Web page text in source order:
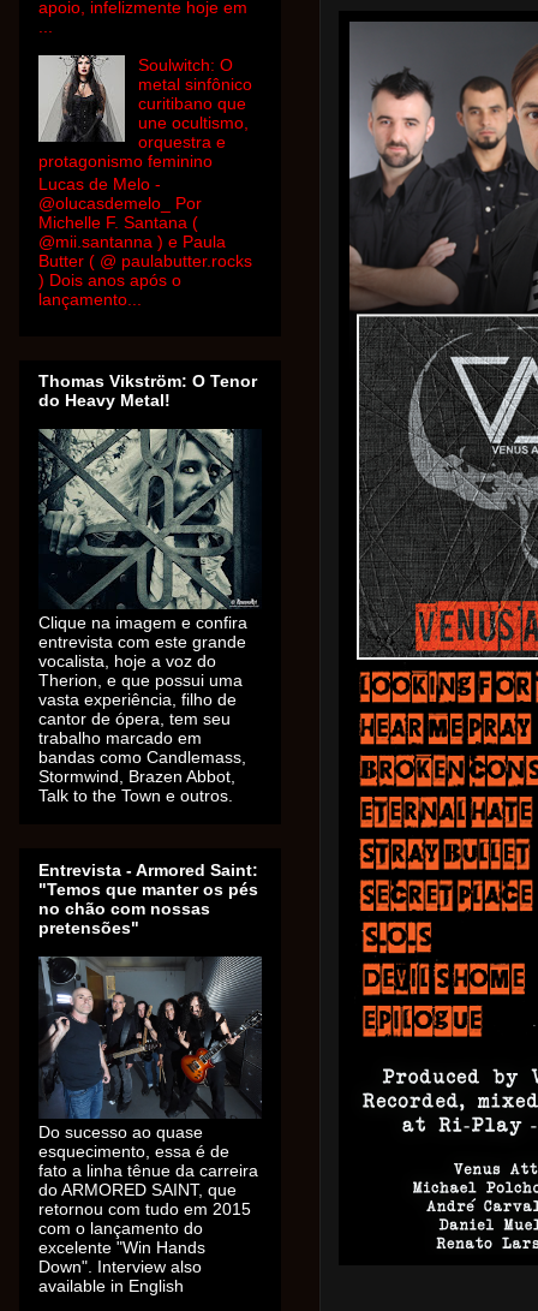
apoio, infelizmente hoje em
...
Soulwitch: O
metal sinfônico
curitibano que
une ocultismo,
orquestra e
protagonismo feminino
Lucas de Melo -
@olucasdemelo_ Por
Michelle F. Santana (
@mii.santanna ) e Paula
Butter ( @ paulabutter.rocks
) Dois anos após o
lançamento...
Thomas Vikström: O Tenor
do Heavy Metal!
Clique na imagem e confira
entrevista com este grande
vocalista, hoje a voz do
Therion, e que possui uma
vasta experiência, filho de
cantor de ópera, tem seu
trabalho marcado em
bandas como Candlemass,
Stormwind, Brazen Abbot,
Talk to the Town e outros.
Entrevista - Armored Saint:
"Temos que manter os pés
no chão com nossas
pretensões"
Do sucesso ao quase
esquecimento, essa é de
fato a linha tênue da carreira
do ARMORED SAINT, que
retornou com tudo em 2015
com o lançamento do
excelente "Win Hands
Down". Interview also
available in English